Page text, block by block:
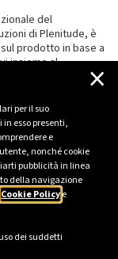
per il suo
esso presenti,
e
nonché cookie
pubblicità in linea
della navigazione
Cookie Policye
dei suddetti
×
del
di Plenitude, è
prodotto in base a
insieme al